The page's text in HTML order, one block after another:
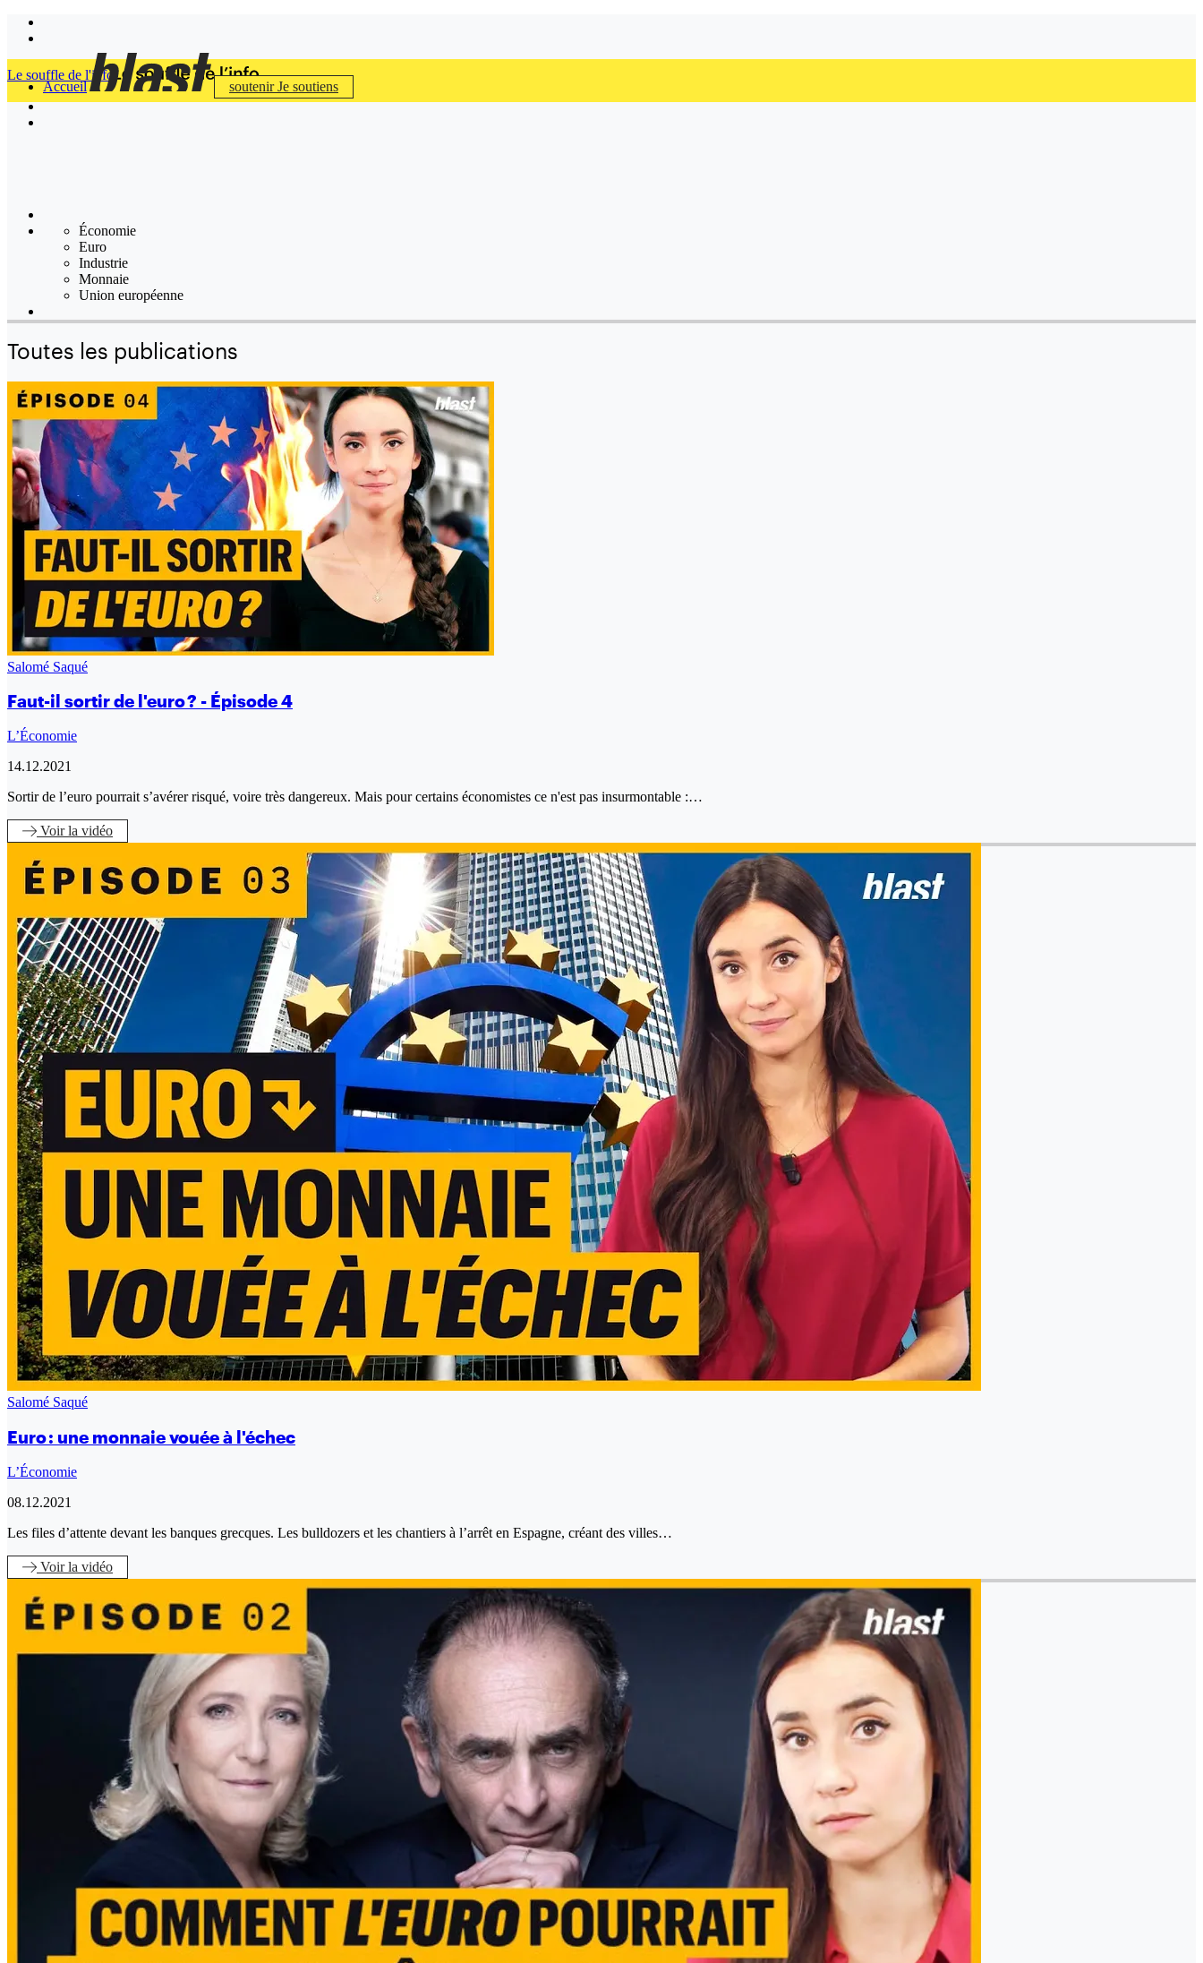
Accueil soutenirJe soutiens
Le souffle de l'info
Économie
Euro
Industrie
Monnaie
Union européenne
Toutes les publications
Salomé Saqué
Faut-il sortir de l'euro ? - Épisode 4
L’Économie
14.12.2021
Sortir de l’euro pourrait s’avérer risqué, voire très dangereux. Mais pour certains économistes ce n'est pas insurmontable :…
Voirla vidéo
Salomé Saqué
Euro : une monnaie vouée à l'échec
L’Économie
08.12.2021
Les files d’attente devant les banques grecques. Les bulldozers et les chantiers à l’arrêt en Espagne, créant des villes…
Voirla vidéo